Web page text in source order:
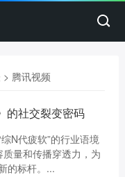
腾讯视频
的社交裂变密码
N代疲软”的行业语境
量和传播穿透力，为
的标杆。...